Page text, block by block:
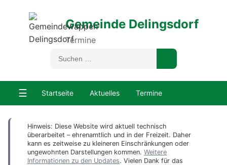
Gemeinde Delingsdorf
Termine
☰ Startseite Aktuelles Termine
Hinweis: Diese Website wird aktuell technisch
überarbeitet – ehrenamtlich und in der Freizeit. Daher
kann es zeitweise zu kleineren Einschränkungen oder
ungewohnten Darstellungen kommen. Weitere
Informationen zu den Updates. Vielen Dank für das